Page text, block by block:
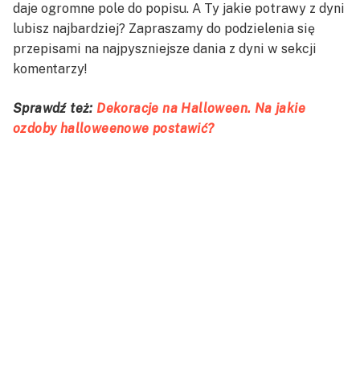
daje ogromne pole do popisu. A Ty jakie potrawy z dyni
lubisz najbardziej? Zapraszamy do podzielenia się
przepisami na najpyszniejsze dania z dyni w sekcji
komentarzy!
Sprawdź też: Dekoracje na Halloween. Na jakie
ozdoby halloweenowe postawić?